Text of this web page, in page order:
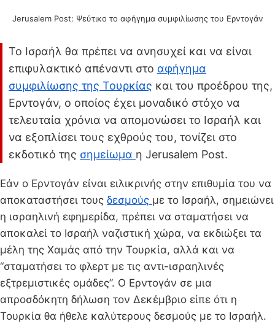
Jerusalem Post: Ψεύτικο το αφήγημα συμφιλίωσης του Ερντογάν
Το Ισραήλ θα πρέπει να ανησυχεί και να είναι
επιφυλακτικό απέναντι στο αφήγημα
συμφιλίωσης της Τουρκίας και του προέδρου της,
Ερντογάν, ο οποίος έχει μοναδικό στόχο να
τελευταία χρόνια να απομονώσει το Ισραήλ και
να εξοπλίσει τους εχθρούς του, τονίζει στο
εκδοτικό της σημείωμα η Jerusalem Post.
Εάν ο Ερντογάν είναι ειλικρινής στην επιθυμία του να
αποκαταστήσει τους δεσμούς με το Ισραήλ, σημειώνει
η ισραηλινή εφημερίδα, πρέπει να σταματήσει να
αποκαλεί το Ισραήλ ναζιστική χώρα, να εκδιώξει τα
μέλη της Χαμάς από την Τουρκία, αλλά και να
“σταματήσει το φλερτ με τις αντι-ισραηλινές
εξτρεμιστικές ομάδες”. Ο Ερντογάν σε μια
απροσδόκητη δήλωση τον Δεκέμβριο είπε ότι η
Τουρκία θα ήθελε καλύτερους δεσμούς με το Ισραήλ.